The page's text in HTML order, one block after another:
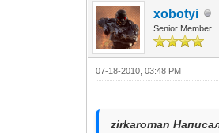
xobotyi
Senior Member
07-18-2010, 03:48 PM
zirkaroman